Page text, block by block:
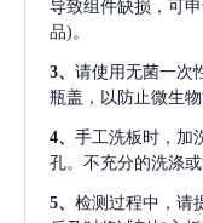
导致组件缺损，可
品)。
3、 请使用无菌一次
瓶盖，以防止微生物
4、 手工洗板时，加
孔。不充分的洗涤
5、 检测过程中，请